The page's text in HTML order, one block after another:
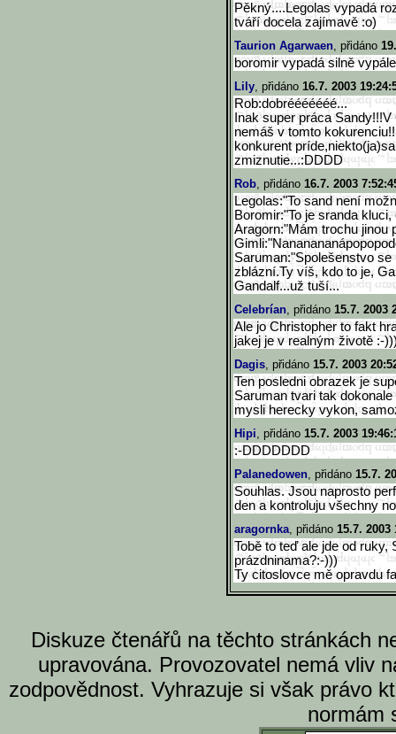
Pěkný....Legolas vypadá
tváří docela zajímavě :o)
Taurion Agarwaen, přidáno
boromir vypadá silně
Lily, přidáno 16.7. 2003
Rob:dobrééééééé...
Inak super práca
nemáš v tomto
konkurent
zmiznutie...:DDDD
Rob, přidáno 16.7. 2003
Legolas:"To sand není
Boromir:"To je sranda kluci,
Aragorn:"Mám trochu jinou
Saruman:"Spolešenstvo
zblázní.Ty víš, kdo to je,
Gandalf...už tuší...
Celebrían, přidáno 15.7. 2003
Ale jo Christopher to fakt
jakej je v realným životě :-
Dagis, přidáno 15.7. 2003
Ten posledni obrazek je
Saruman tvari tak
mysli herecky vykon,
Hipi, přidáno 15.7. 2003
:-DDDDDDD
Palanedowen, přidáno 15.7.
Souhlas. Jsou naprosto
den a kontroluju všechny
aragornka, přidáno 15.7. 2003
Tobě to teď ale jde od ruky,
prázdninama?:-)))
Ty citoslovce mě opravdu
Diskuze čtenářů na těchto stránkách
upravována. Provozovatel nemá vliv
zodpovědnost. Vyhrazuje si však právo
normám